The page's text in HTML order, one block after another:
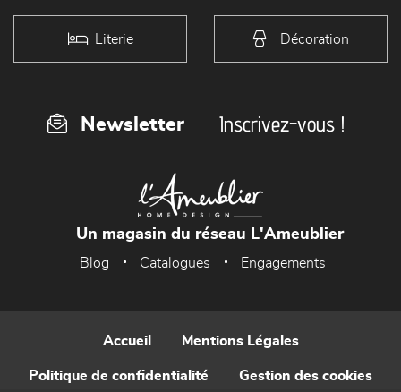
Literie Décoration
Newsletter Inscrivez-vous !
Un magasin du réseau L'Ameublier
Blog Catalogues Engagements
Accueil Mentions Légales
Politique de confidentialité Gestion des cookies